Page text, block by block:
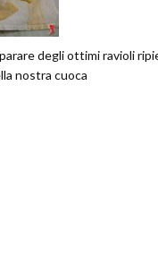
degli ottimi ravioli
nostra cuoca